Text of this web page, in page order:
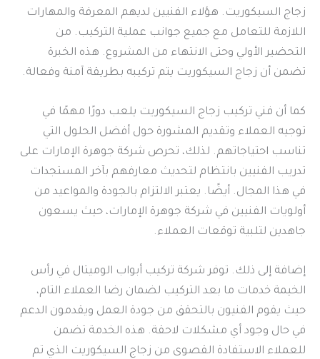
زجاج السيكوريت. هؤلاء الفنيين لديهم المعرفة والمهارات
اللازمة للتعامل مع جميع جوانب عملية التركيب. من
التحضير الأولي وحتى الانتهاء من المشروع. هذه الخبرة
تضمن أن زجاج السيكوريت يتم تركيبه بطريقة آمنة وفعالة.
كما أن فني تركيب زجاج السيكوريت يلعب دورًا مهمًا في
توجيه العملاء وتقديم المشورة حول أفضل الحلول التي
تناسب احتياجاتهم. لذلك، تحرص شركة جوهرة الإمارات على
تدريب الفنيين بانتظام لتحديث معارفهم بآخر المستجدات
في هذا المجال. أيضًا. يعتبر الالتزام بالجودة والمواعيد من
أولويات الفنيين في شركة جوهرة الإمارات، حيث يسعون
جاهدين لتلبية توقعات العملاء.
إضافة إلى ذلك. توفر شركة تركيب أبواب الوميتال في رأس
الخيمة خدمات ما بعد التركيب لضمان رضا العملاء التام،
حيث يقوم الفنيون بالتحقق من جودة العمل ويقدمون الدعم
في حال وجود أي مشكلات لاحقة. هذه الخدمة تضمن
للعملاء الاستفادة القصوى من زجاج السيكوريت الذي تم